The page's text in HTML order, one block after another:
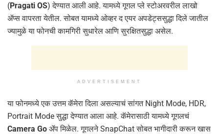
(Pragati OS) देण्यात आली आहे. यामध्ये गूगल प्ले स्टोअरवरील लाखो
ॲप्स वापरता येतील. सोबत यामध्ये ओव्हर द एयर अपडेट्ससुद्धा दिले जातील
ज्यामुळे या फोनची कामगिरी सुधारेल आणि सुरक्षितसुद्धा असेल.
ADVERTISEMENT
या फोनमध्ये एक उत्तम कॅमेरा दिला असल्याचं सांगत Night Mode, HDR,
Portrait Mode सुद्धा देण्यात आला आहे. कॅमेरासाठी यामध्ये गूगलचं
Camera Go ॲप मिळेल. गूगलने SnapChat सोबत भागीदारी करून खास